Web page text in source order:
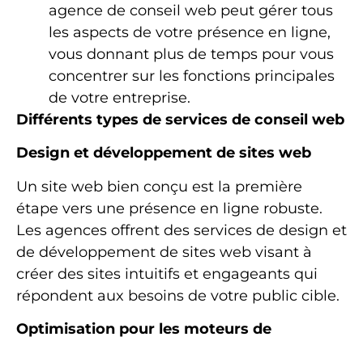
agence de conseil web peut gérer tous
les aspects de votre présence en ligne,
vous donnant plus de temps pour vous
concentrer sur les fonctions principales
de votre entreprise.
Différents types de services de conseil web
Design et développement de sites web
Un site web bien conçu est la première
étape vers une présence en ligne robuste.
Les agences offrent des services de design et
de développement de sites web visant à
créer des sites intuitifs et engageants qui
répondent aux besoins de votre public cible.
Optimisation pour les moteurs de